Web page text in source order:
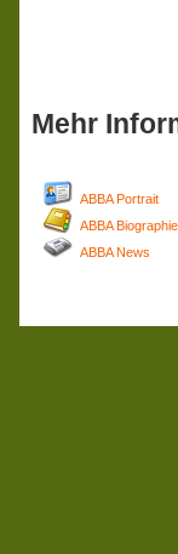
Mehr
ABBA Portrait
ABBA Biographie
ABBA News